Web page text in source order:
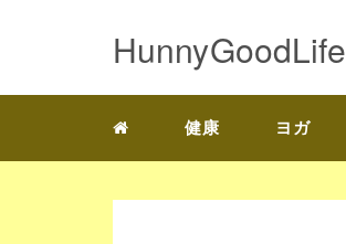
HunnyGoodLife
健康 ヨガ